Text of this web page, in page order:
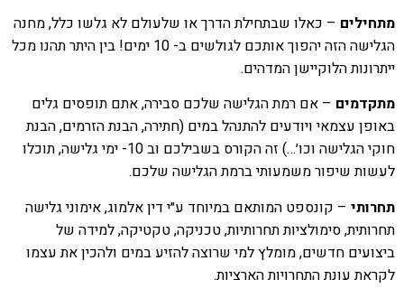
מתחילים – כאלו שבתחילת הדרך או שלעולם לא גלשו כלל, מחנה
הגלישה הזה יהפוך אותכם לגולשים ב- 10 ימים! בין היתר תהנו מכל
ייתרונות הלוקיישן המדהים.
מתקדמים – אם רמת הגלישה שלכם סבירה, אתם תופסים גלים
באופן עצמאי ויודעים להתנהל במים (חתירה, הבנת הזרמים, הבנת
חוקי הגלישה וכו׳…) זה הקורס בשבילכם וב 10- ימי גלישה, תוכלו
לעשות שיפור משמעותי ברמת הגלישה שלכם.
תחרותי – קונספט המותאם במיוחד ע״י דין אלמוג, אימוני גלישה
תחרותית, סימולציות תחרותיות, טכניקה, טקטיקה, למידה של
ביצועים חדשים, מומלץ למי שרוצה להזיע במים ולהכין את עצמו
לקראת עונת התחרויות הארציות.